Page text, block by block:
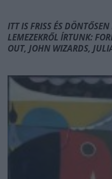
ITT IS FRISS ÉS
LEMEZEKRŐL ÍRTUNK:
OUT, JOHN WIZARDS,